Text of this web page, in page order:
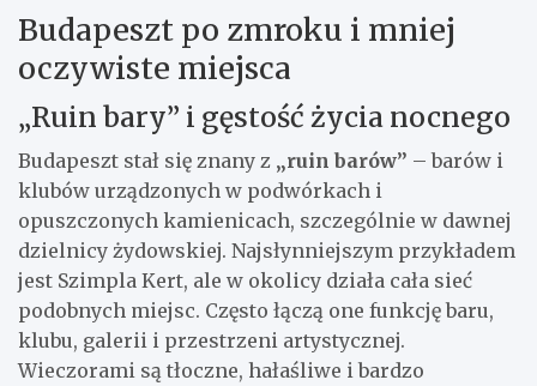
Budapeszt po zmroku i mniej
oczywiste miejsca
„Ruin bary” i gęstość życia nocnego
Budapeszt stał się znany z „ruin barów” – barów i
klubów urządzonych w podwórkach i
opuszczonych kamienicach, szczególnie w dawnej
dzielnicy żydowskiej. Najsłynniejszym przykładem
jest Szimpla Kert, ale w okolicy działa cała sieć
podobnych miejsc. Często łączą one funkcję baru,
klubu, galerii i przestrzeni artystycznej.
Wieczorami są tłoczne, hałaśliwe i bardzo